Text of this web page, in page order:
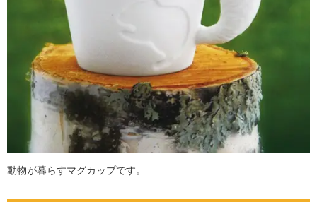
動物が暮らすマグカップです。